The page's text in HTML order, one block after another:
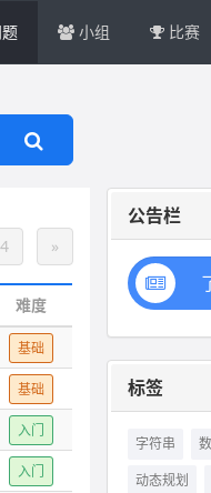
小组 比赛
4 »
难度
基础
基础
入门
入门
公告栏
标签
字符串
动态规划